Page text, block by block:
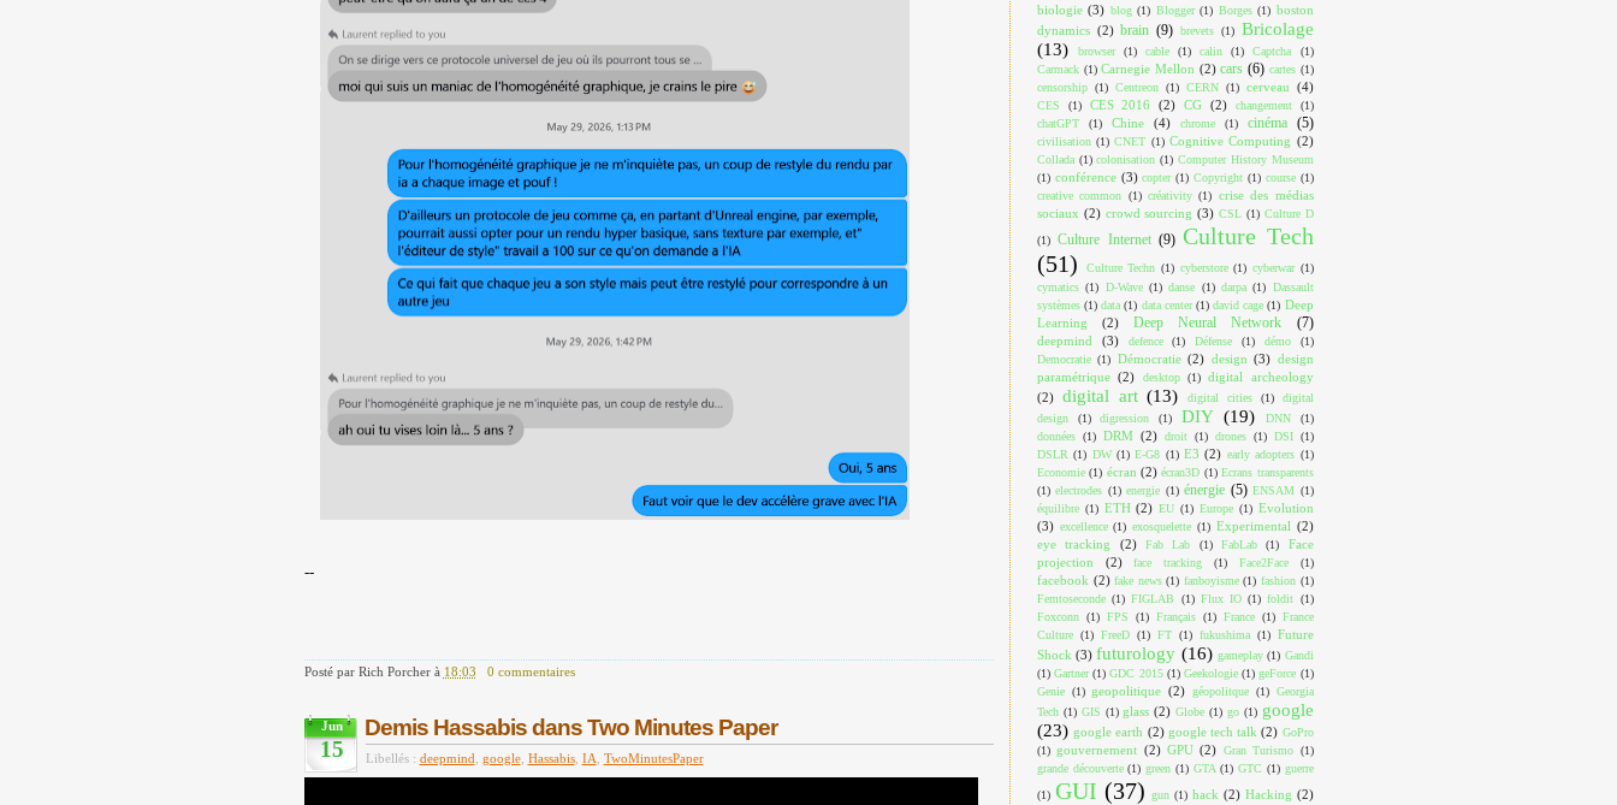
--
Posté par Rich Porcher à 18:03 0 commentaires
Jun
15
Demis Hassabis dans Two Minutes Paper
Libellés : deepmind google, Hassabis, IA TwoMinutesPaper
biologie (3) blog (1) Blogger (1) Borges (1) boston
dynamics (2) brain (9) brevets (1) Bricolage
(13)
browser (1) cable (1) calin (1) Captcha
(1)
Carmack (1) Carnegie Mellon (2) cars (6) cartes (1)
censorship (1) Centreon (1) CERN (1) cerveau (4)
CES (1) CES 2016 (2) CG (2) changement
(1)
chatGPT
(1) Chine (4) chrome (1) cinéma (5)
civilisation (1) CNET (1) Cognitive Computing (2)
Collada (1) colonisation (1) Computer History Museum
(1) conférence (3) copter (1) Copyright (1) course (1)
creative common (1) créativity (1) crise des médias
sociaux (2) crowd sourcing (3) CSL (1) Culture D
(1) Culture Internet (9) Culture Tech
(51)
Culture Techn (1) cyberstore (1) cyberwar (1)
cymatics (1) D-Wave (1) danse (1) darpa (1) Dassault
systèmes (1) data (1) data center (1) david cage (1) Deep
Learning
(2) Deep Neural Network (7)
deepmind (3) defence (1) Défense (1) démo
(1)
Democratie (1) Démocratie (2) design (3) design
paramétrique (2) desktop (1) digital archeology
(2) digital art (13) digital cities (1)
digital
design
(1) digression (1) DIY (19) DNN
(1)
données (1) DRM (2) droit (1) drones (1) DSI (1)
DSLR (1) DW (1) E-G8 (1) E3 (2) early adopters (1)
Economie (1) écran (2) écran3D (1) Ecrans transparents
(1) electrodes (1) energie (1) énergie (5) ENSAM (1)
équilibre (1) ETH (2) EU (1) Europe (1) Evolution
(3) excellence (1) exosquelette (1) Experimental (2)
eye tracking
(2) Fab Lab (1) FabLab (1)
Face
projection
(2) face tracking (1) Face2Face (1)
facebook (2) fake news (1) fanboyisme (1) fashion (1)
Femtoseconde (1) FIGLAB (1) Flux IO (1) foldit (1)
Foxconn (1) FPS (1) Français (1) France (1) France
Culture (1) FreeD (1) FT (1) fukushima (1) Future
Shock (3) futurology (16) gameplay (1) Gandi
(1) Gartner (1) GDC 2015 (1) Geekologie (1) geForce (1)
Genie (1) geopolitique (2) géopolitque (1) Georgia
Tech (1) GIS (1) glass (2) Globe (1) go (1) google
(23) google earth (2) google tech talk (2) GoPro
(1) gouvernement (2) GPU (2) Gran Turismo (1)
grande découverte (1) green (1) GTA (1) GTC (1) guerre
(1) GUI (37) gun (1) hack (2) Hacking (2)